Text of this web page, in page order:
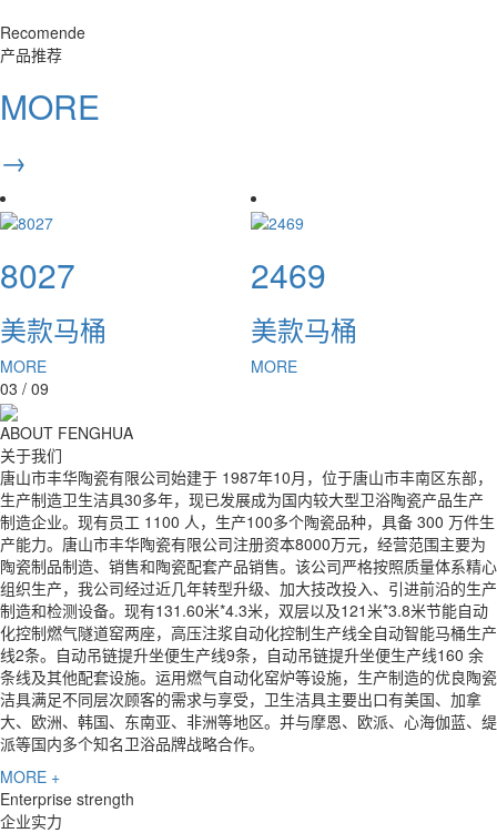
Recomende
产品推荐
MORE
→
8027
美款马桶
MORE
2469
美款马桶
MORE
03 / 09
ABOUT FENGHUA
关于我们
唐山市丰华陶瓷有限公司始建于 1987年10月，位于唐山市丰南区东部，
生产制造卫生洁具30多年，现已发展成为国内较大型卫浴陶瓷产品生产
制造企业。现有员工 1100 人，生产100多个陶瓷品种，具备 300 万件生
产能力。唐山市丰华陶瓷有限公司注册资本8000万元，经营范围主要为
陶瓷制品制造、销售和陶瓷配套产品销售。该公司严格按照质量体系精心
组织生产，我公司经过近几年转型升级、加大技改投入、引进前沿的生产
制造和检测设备。现有131.60米*4.3米，双层以及121米*3.8米节能自动
化控制燃气隧道窑两座，高压注浆自动化控制生产线全自动智能马桶生产
线2条。自动吊链提升坐便生产线9条，自动吊链提升坐便生产线160 余
条线及其他配套设施。运用燃气自动化窑炉等设施，生产制造的优良陶瓷
洁具满足不同层次顾客的需求与享受，卫生洁具主要出口有美国、加拿
大、欧洲、韩国、东南亚、非洲等地区。并与摩恩、欧派、心海伽蓝、缇
派等国内多个知名卫浴品牌战略合作。
MORE +
Enterprise strength
企业实力